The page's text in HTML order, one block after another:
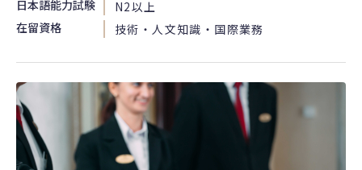
日本語能力試験
N2以上
在留資格
技術・人文知識・国際業務